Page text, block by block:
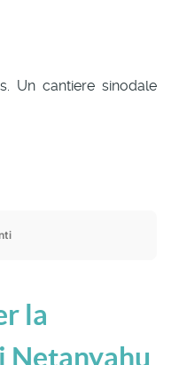
Un cantiere sinodale
la
Netanyahu